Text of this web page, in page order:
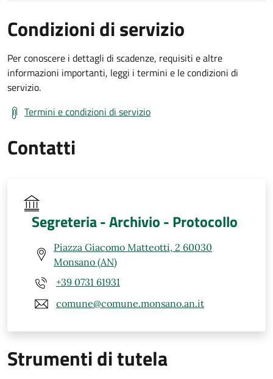
Condizioni di servizio
Per conoscere i dettagli di scadenze, requisiti e altre
informazioni importanti, leggi i termini e le condizioni di
servizio.
Termini e condizioni di servizio
Contatti
Segreteria - Archivio - Protocollo
Piazza Giacomo Matteotti, 2 60030
Monsano (AN)
+39 0731 61931
comune@comune.monsano.an.it
Strumenti di tutela